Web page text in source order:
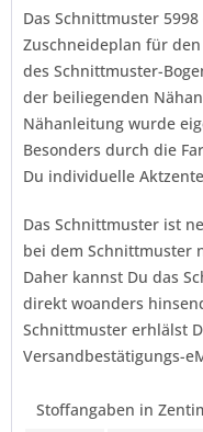
Das Schnittmuster
Zuschneideplan für
des Schnittmuster-
der beiliegenden
Nähanleitung wurde
Besonders durch die
Du individuelle
Das Schnittmuster ist
bei dem Schnittmuster
Daher kannst Du das
direkt woanders
Schnittmuster erhlälst
Versandbestätigungs-
Stoffangaben in